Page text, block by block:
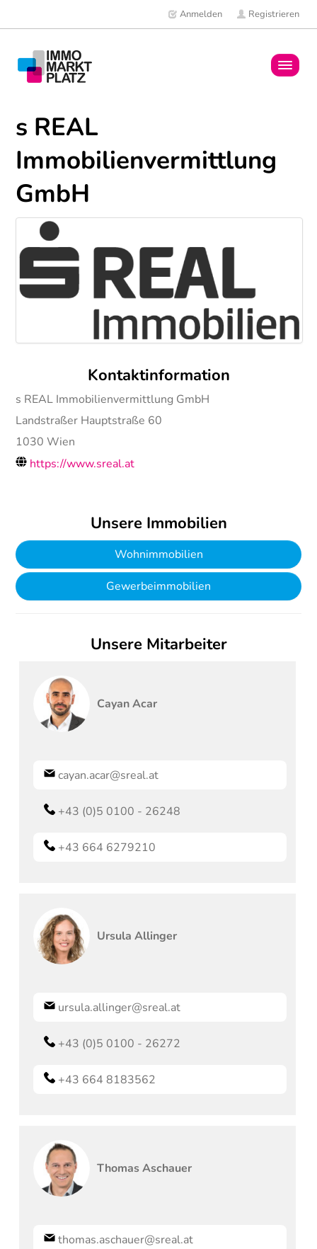
Anmelden Registrieren
News
s REAL
Immobilienvermittlung
GmbH
Kontaktinformation
s REAL Immobilienvermittlung GmbH
Landstraßer Hauptstraße 60
1030Wien
https://www.sreal.at
Unsere Immobilien
Wohnimmobilien
Gewerbeimmobilien
Unsere Mitarbeiter
Cayan Acar
cayan.acar@sreal.at
+43 (0)5 0100 - 26248
+43 664 6279210
Ursula Allinger
ursula.allinger@sreal.at
+43 (0)5 0100 - 26272
+43 664 8183562
Thomas Aschauer
thomas.aschauer@sreal.at